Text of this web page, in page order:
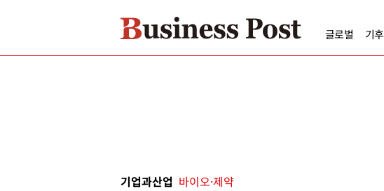
글로벌 기
기업과산업 바이오·제약